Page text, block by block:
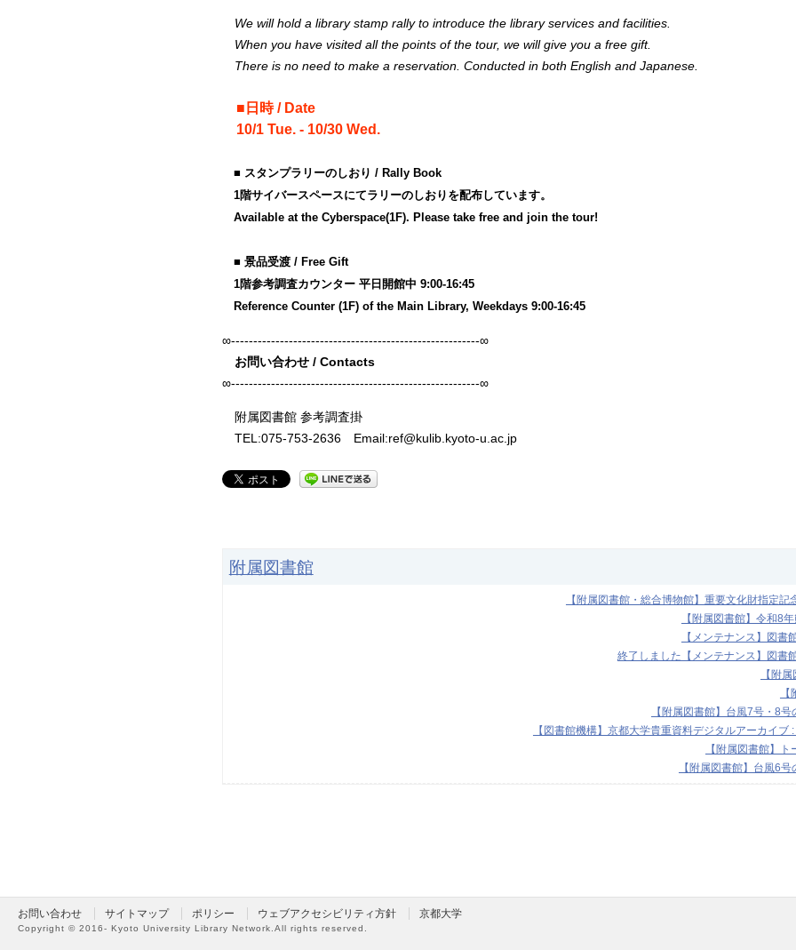
We will hold a library stamp rally to introduce the library services and facilities.
When you have visited all the points of the tour, we will give you a free gift.
There is no need to make a reservation. Conducted in both English and Japanese.
■日時 / Date
10/1 Tue. - 10/30 Wed.
■ スタンプラリーのしおり / Rally Book
1階サイバースペースにてラリーのしおりを配布しています。
Available at the Cyberspace(1F). Please take free and join the tour!
■ 景品受渡 / Free Gift
1階参考調査カウンター 平日開館中 9:00-16:45
Reference Counter (1F) of the Main Library, Weekdays 9:00-16:45
∞--------------------------------------------------------∞
お問い合わせ / Contacts
∞--------------------------------------------------------∞
附属図書館 参考調査掛
TEL:075-753-2636 Email:ref@kulib.kyoto-u.ac.jp
附属図書館
【附属図書館・総合博物館】重要文化財指定
【附属図書館】令和8
【メンテナンス】図
終了しました【メンテナンス】図書
【附
【附属図書館】台風7号・8
【図書館機構】京都大学貴重資料デジタルアーカイ
【附属図書館】
【附属図書館】台風6
お問い合わせ サイトマップ ポリシー ウェブアクセシビリティ方針 京都大学
Copyright © 2016- Kyoto University Library Network.All rights reserved.